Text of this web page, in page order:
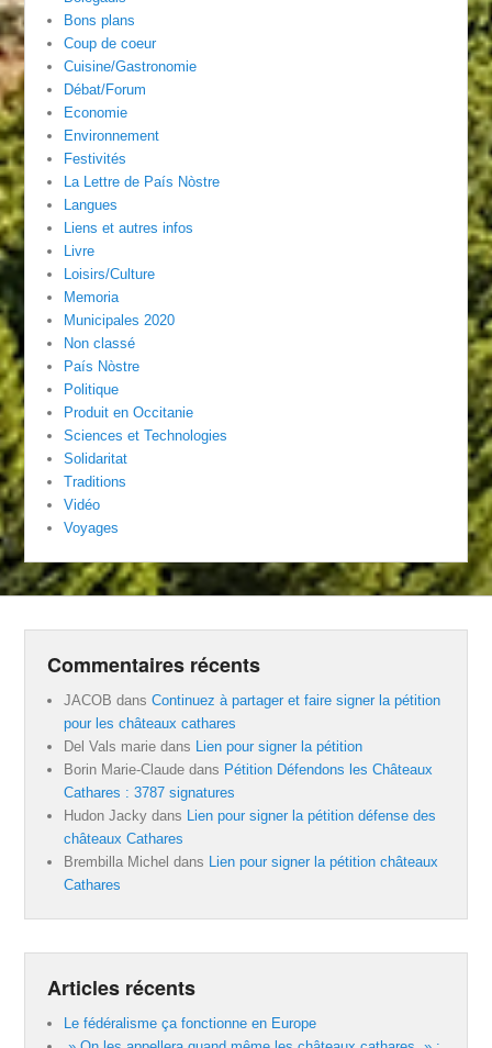
Bons plans
Coup de coeur
Cuisine/Gastronomie
Débat/Forum
Economie
Environnement
Festivités
La Lettre de País Nòstre
Langues
Liens et autres infos
Livre
Loisirs/Culture
Memoria
Municipales 2020
Non classé
País Nòstre
Politique
Produit en Occitanie
Sciences et Technologies
Solidaritat
Traditions
Vidéo
Voyages
Commentaires récents
JACOB dansContinuez à partager et faire signer la pétition
pour les châteaux cathares
Del Vals marie dans
Lien pour signer la pétition
Borin Marie-Claude dans Pétition Défendons les Châteaux
Cathares : 3787 signatures
Hudon Jacky dans
Lien pour signer la pétition défense des
châteaux Cathares
Brembilla Michel dans
Lien pour signer la pétition châteaux
Cathares
Articles récents
Le fédéralisme ça fonctionne en Europe